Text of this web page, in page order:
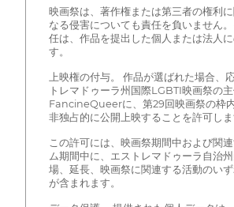
映画祭は、著作権または第三者の権利
なる侵害についても責任を負いません
任は、作品を提出した個人または法人
す。
上映権の付与。 作品が選ばれた場合、
トレマドゥーラ州国際LGBTI映画祭の
FancineQueerに、第29回映画祭の枠
非独占的に公開上映することを許可しま
この許可には、映画祭期間中および関
ム期間中に、エストレマドゥーラ自治
場、延長、映画祭に関連する活動のい
が含まれます。